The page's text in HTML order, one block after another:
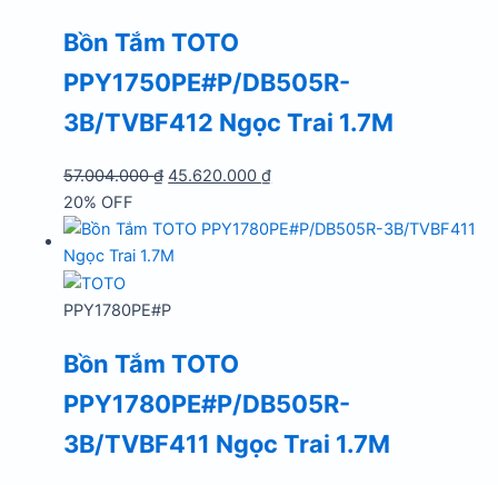
Bồn Tắm TOTO
PPY1750PE#P/DB505R-
3B/TVBF412 Ngọc Trai 1.7M
57.004.000₫ Giá
là:
57.004.000 ₫.
45.620.000₫Giá
tại
20% OFF
PPY1780PE#P
Bồn Tắm TOTO
PPY1780PE#P/DB505R-
3B/TVBF411 Ngọc Trai 1.7M